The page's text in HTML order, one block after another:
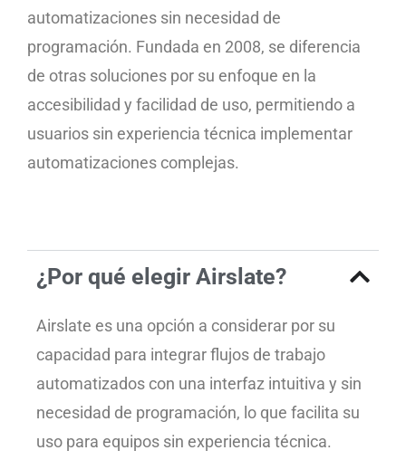
automatizaciones sin necesidad de
programación. Fundada en 2008, se diferencia
de otras soluciones por su enfoque en la
accesibilidad y facilidad de uso, permitiendo a
usuarios sin experiencia técnica implementar
automatizaciones complejas.
¿Por qué elegir Airslate?
Airslate es una opción a considerar por su
capacidad para integrar flujos de trabajo
automatizados con una interfaz intuitiva y sin
necesidad de programación, lo que facilita su
uso para equipos sin experiencia técnica.